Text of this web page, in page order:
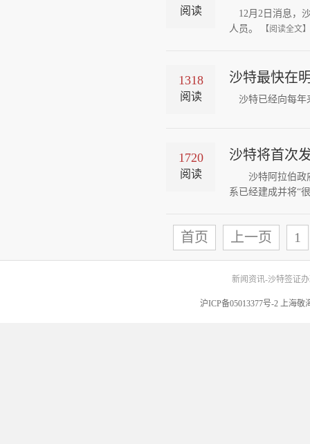
阅读
12月2日消息，
人员。
【阅读全文】
1318
阅读
沙特最快在
沙特已经向每年
1720
阅读
沙特将首次
沙特阿拉伯政府
系已经建成并将“
首页 上一页 1
新闻资讯-沙特签证
沪ICP备05013377号-2 上海